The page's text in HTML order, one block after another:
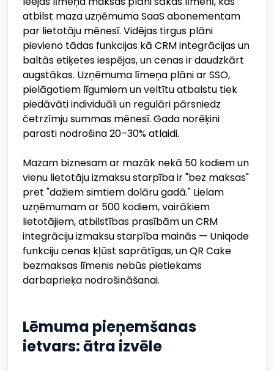
atbilst maza uzņēmuma SaaS abonementam
par lietotāju mēnesī. Vidējas tirgus plāni
pievieno tādas funkcijas kā CRM integrācijas un
baltās etiķetes iespējas, un cenas ir daudzkārt
augstākas. Uzņēmuma līmeņa plāni ar SSO,
pielāgotiem līgumiem un veltītu atbalstu tiek
piedāvāti individuāli un regulāri pārsniedz
četrzīmju summas mēnesī. Gada norēķini
parasti nodrošina 20–30% atlaidi.
Mazam biznesam ar mazāk nekā 50 kodiem un
vienu lietotāju izmaksu starpība ir "bez maksas"
pret "dažiem simtiem dolāru gadā." Lielam
uzņēmumam ar 500 kodiem, vairākiem
lietotājiem, atbilstības prasībām un CRM
integrāciju izmaksu starpība mainās — Uniqode
funkciju cenas kļūst saprātīgas, un QR Cake
bezmaksas līmenis nebūs pietiekams
darbaprieķa nodrošināšanai.
Lēmuma pieņemšanas
ietvars: ātra izvēle